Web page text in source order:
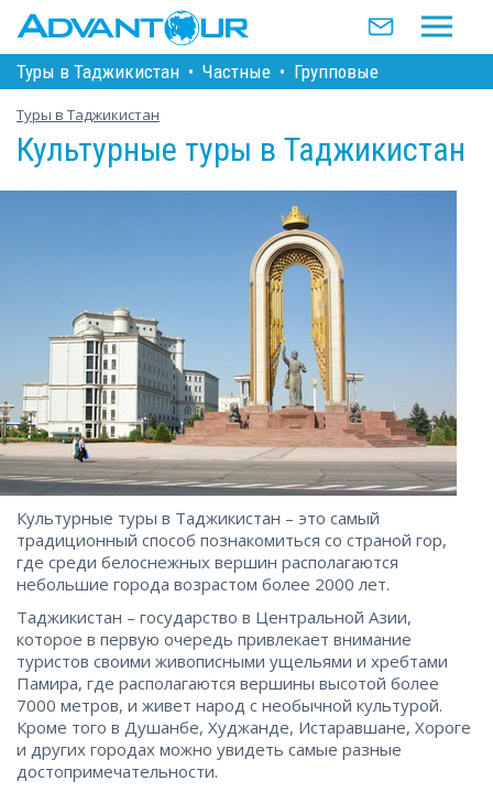
Туры в Таджикистан • Частные • Групповые
Туры в Таджикистан
Культурные туры в Таджикистан
Культурные туры в Таджикистан – это самый
традиционный способ познакомиться со страной гор,
где среди белоснежных вершин располагаются
небольшие города возрастом более 2000 лет.
Таджикистан – государство в Центральной Азии,
которое в первую очередь привлекает внимание
туристов своими живописными ущельями и хребтами
Памира, где располагаются вершины высотой более
7000 метров, и живет народ с необычной культурой.
Кроме того в Душанбе, Худжанде, Истаравшане, Хороге
и других городах можно увидеть самые разные
достопримечательности.